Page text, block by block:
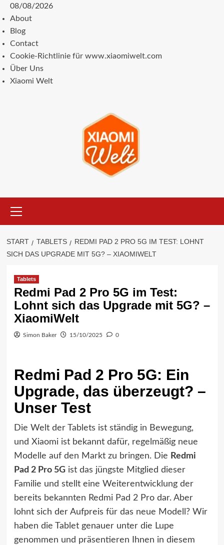
Zum
Inhalt
springen
08/08/2026
About
Blog
Contact
Cookie-Richtlinie für www.xiaomiwelt.com
Über Uns
Xiaomi Welt
Menü
START TABLETS
REDMI PAD 2 PRO 5G IM TEST: LOHNT
SICH DAS UPGRADE MIT 5G? – XIAOMIWELT
Tablets
Redmi Pad 2 Pro 5G im Test:
Lohnt sich das Upgrade mit 5G? –
XiaomiWelt
Simon Baker 15/10/2025 0
Redmi Pad 2 Pro 5G: Ein
Upgrade, das überzeugt? –
Unser Test
Die Welt der Tablets ist ständig in Bewegung,
und Xiaomi ist bekannt dafür, regelmäßig neue
Modelle auf den Markt zu bringen. Die Redmi
Pad 2 Pro 5Gist das jüngste Mitglied dieser
Familie und stellt eine Weiterentwicklung der
bereits bekannten Redmi Pad 2 Pro dar. Aber
lohnt sich der Aufpreis für das neue Modell? Wir
haben die Tablet genauer unter die Lupe
genommen und präsentieren Ihnen in diesem